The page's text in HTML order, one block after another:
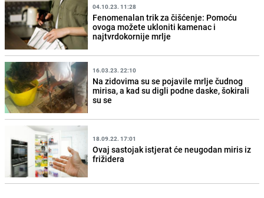
04.10.23. 11:28
Fenomenalan trik za čišćenje: Pomoću
ovoga možete ukloniti kamenac i
najtvrdokornije mrlje
16.03.23. 22:10
Na zidovima su se pojavile mrlje čudnog
mirisa, a kad su digli podne daske, šokirali
su se
18.09.22. 17:01
Ovaj sastojak istjerat će neugodan miris iz
frižidera